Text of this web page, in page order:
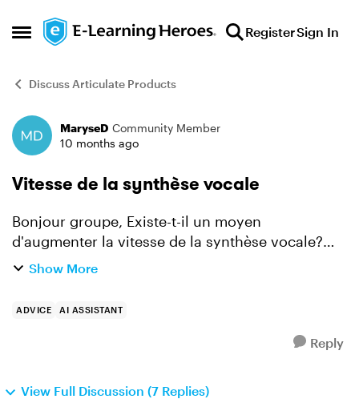
Open Side Menu
Skip to content RegisterSign In
Discuss Articulate Products
Forum Discussion
MaryseD Community Member
10 months ago
Vitesse de la synthèse vocale
Bonjour groupe, Existe-t-il un moyen
d'augmenter la vitesse de la synthèse vocale?
Quelqu'un pourrait m'aider à trouver les
Show More
ADVICE AI ASSISTANT
Reply
View Full Discussion (7 Replies)